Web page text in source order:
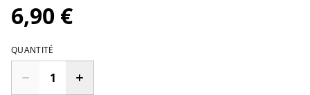
6,90 €
QUANTITÉ